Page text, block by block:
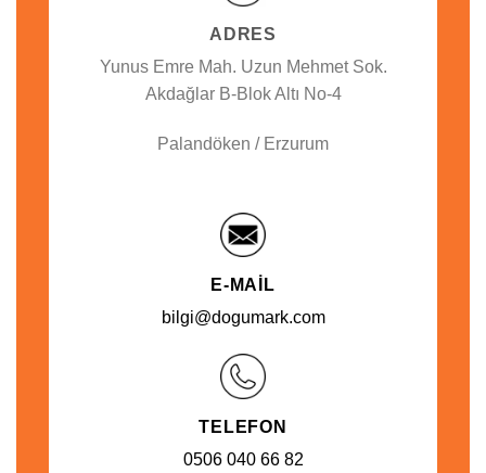
ADRES
Yunus Emre Mah. Uzun Mehmet Sok.
Akdağlar B-Blok Altı No-4
Palandöken / Erzurum
E-MAIL
bilgi@dogumark.com
TELEFON
0506 040 66 82